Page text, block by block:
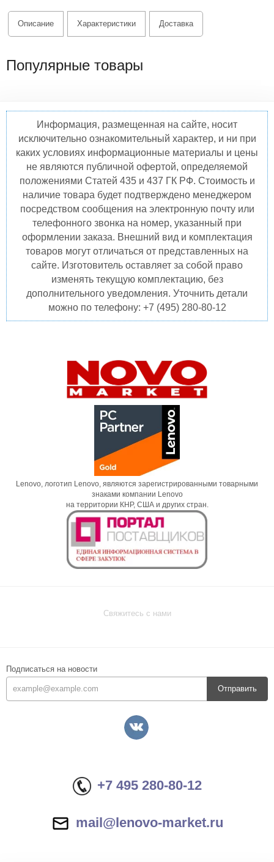
Описание Характеристики Доставка
Популярные товары
Информация, размещенная на сайте, носит
исключительно ознакомительный характер, и ни при
каких условиях информационные материалы и цены
не являются публичной офертой, определяемой
положениями Статей 435 и 437 ГК РФ. Стоимость и
наличие товара будет подтверждено менеджером
посредством сообщения на электронную почту или
телефонного звонка на номер, указанный при
оформлении заказа. Внешний вид и комплектация
товаров могут отличаться от представленных на
сайте. Изготовитель оставляет за собой право
изменять текущую комплектацию, без
дополнительного уведомления. Уточнить детали
можно по телефону: +7 (495) 280-80-12
Lenovo, логотип Lenovo, являются зарегистрированными товарными
знаками компании Lenovo
на территории КНР, США и других стран.
Свяжитесь с нами
Подписаться на новости
Отправить
+7 495 280-80-12
mail@lenovo-market.ru